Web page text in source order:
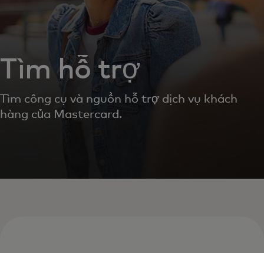
Tìm hỗ trợ
Tìm công cụ và nguồn hỗ trợ dịch vụ khách
hàng của Mastercard.